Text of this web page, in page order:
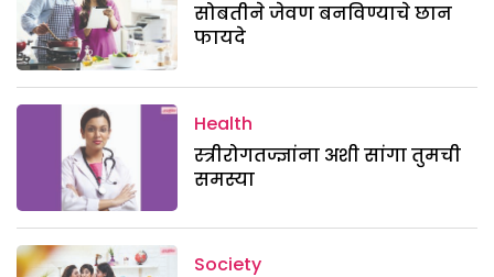
सोबतीने जेवण बनविण्याचे छान
फायदे
Health
स्त्रीरोगतज्ज्ञांना अशी सांगा तुमची
समस्या
Society